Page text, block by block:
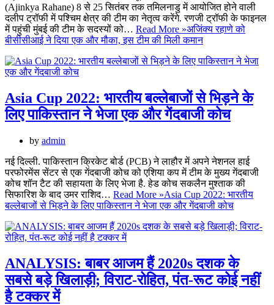
(Ajinkya Rahane) 8 से 25 सितंबर तक तमिलनाडु में आयोजित होने वाली
दलीप ट्रॉफी में पश्चिम क्षेत्र की टीम का नेतृत्व करेंगे. रणजी ट्रॉफी के फाइनल
में पहुंची मुंबई की टीम के सदस्यों को… Read More »अजिंक्य रहाणे को
बीसीसीआई ने दिया एक और मौका, इस टीम की मिली कमान
Asia Cup 2022: भारतीय बल्लेबाजों से भिड़ने के
लिए पाकिस्तान ने भेजा एक और गेंदबाजी कोच
by admin
नई दिल्ली. पाकिस्तान क्रिकेट बोर्ड (PCB) ने लाहौर में अपने नेशनल हाई
परफोरमेंस सेंटर से एक गेंदबाजी कोच को एशिया कप में टीम के मुख्य गेंदबाजी
कोच शॉन टैट की सहायता के लिए भेजा है. हेड कोच सकलैन मुश्ताक की
सिफारिश के बाद उमर राशिद… Read More »Asia Cup 2022: भारतीय
बल्लेबाजों से भिड़ने के लिए पाकिस्तान ने भेजा एक और गेंदबाजी कोच
ANALYSIS: बाबर आजम हैं 2020s दशक के
सबसे बड़े खिलाड़ी; विराट-रोहित, पंत-रूट कोई नहीं
है टक्कर में